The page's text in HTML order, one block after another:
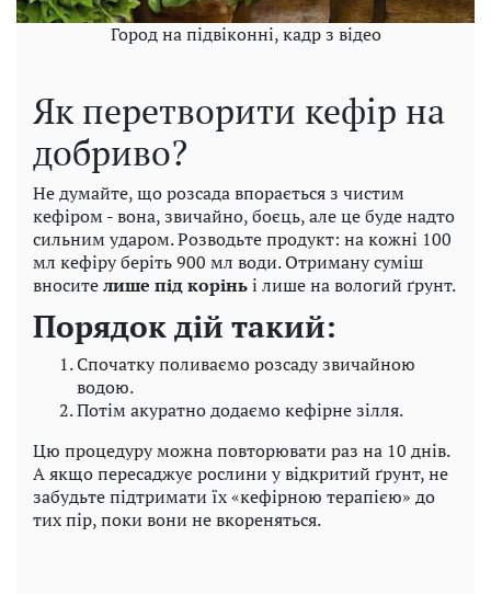
Город на підвіконні, кадр з відео
Як перетворити кефір на
добриво?
Не думайте, що розсада впорається з чистим
кефіром - вона, звичайно, боєць, але це буде надто
сильним ударом. Розводьте продукт: на кожні 100
мл кефіру беріть 900 мл води. Отриману суміш
вносителише під коріньі лише на вологий ґрунт.
Порядок дій такий:
Спочатку поливаємо розсаду звичайною
водою.
Потім акуратно додаємо кефірне зілля.
Цю процедуру можна повторювати раз на 10 днів.
А якщо пересаджує рослини у відкритий ґрунт, не
забудьте підтримати їх «кефірною терапією» до
тих пір, поки вони не вкореняться.